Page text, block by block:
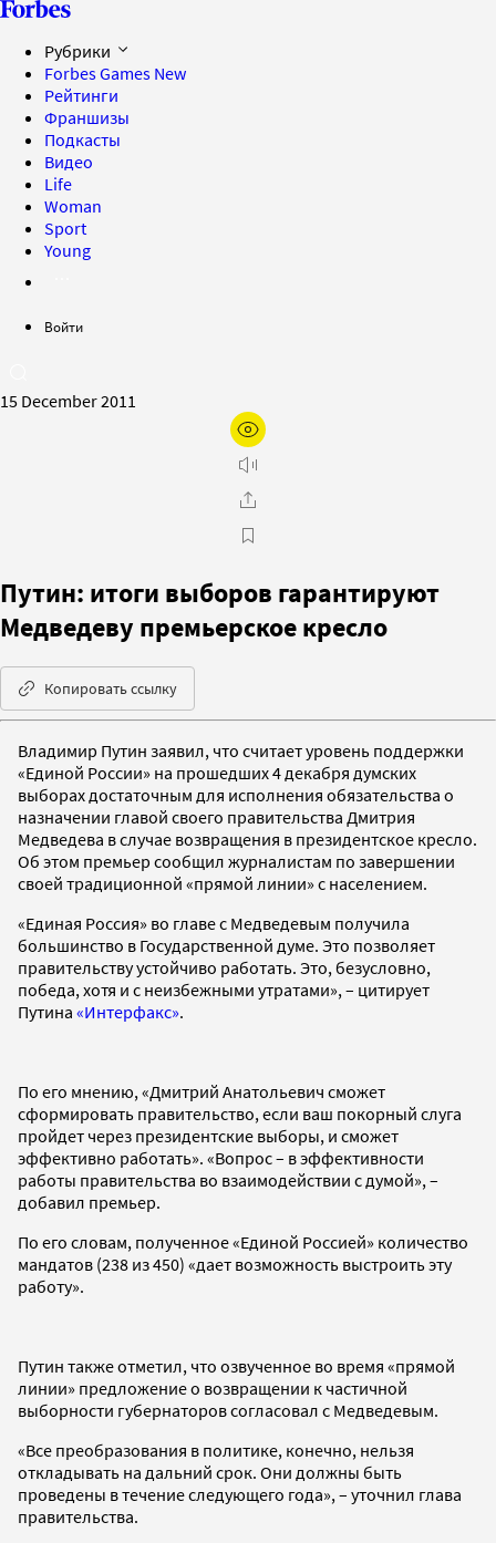
Рубрики
Forbes Games New
Рейтинги
Франшизы
Подкасты
Видео
Life
Woman
Sport
Young
Войти
15 December 2011
Путин: итоги выборов гарантируют
Медведеву премьерское кресло
Копировать ссылку
Владимир Путин заявил, что считает уровень поддержки
«Единой России» на прошедших 4 декабря думских
выборах достаточным для исполнения обязательства о
назначении главой своего правительства Дмитрия
Медведева в случае возвращения в президентское кресло.
Об этом премьер сообщил журналистам по завершении
своей традиционной «прямой линии» с населением.
«Единая Россия» во главе с Медведевым получила
большинство в Государственной думе. Это позволяет
правительству устойчиво работать. Это, безусловно,
победа, хотя и с неизбежными утратами», – цитирует
Путина «Интерфакс».
По его мнению, «Дмитрий Анатольевич сможет
сформировать правительство, если ваш покорный слуга
пройдет через президентские выборы, и сможет
эффективно работать». «Вопрос – в эффективности
работы правительства во взаимодействии с думой», –
добавил премьер.
По его словам, полученное «Единой Россией» количество
мандатов (238 из 450) «дает возможность выстроить эту
работу».
Путин также отметил, что озвученное во время «прямой
линии» предложение о возвращении к частичной
выборности губернаторов согласовал с Медведевым.
«Все преобразования в политике, конечно, нельзя
откладывать на дальний срок. Они должны быть
проведены в течение следующего года», – уточнил глава
правительства.